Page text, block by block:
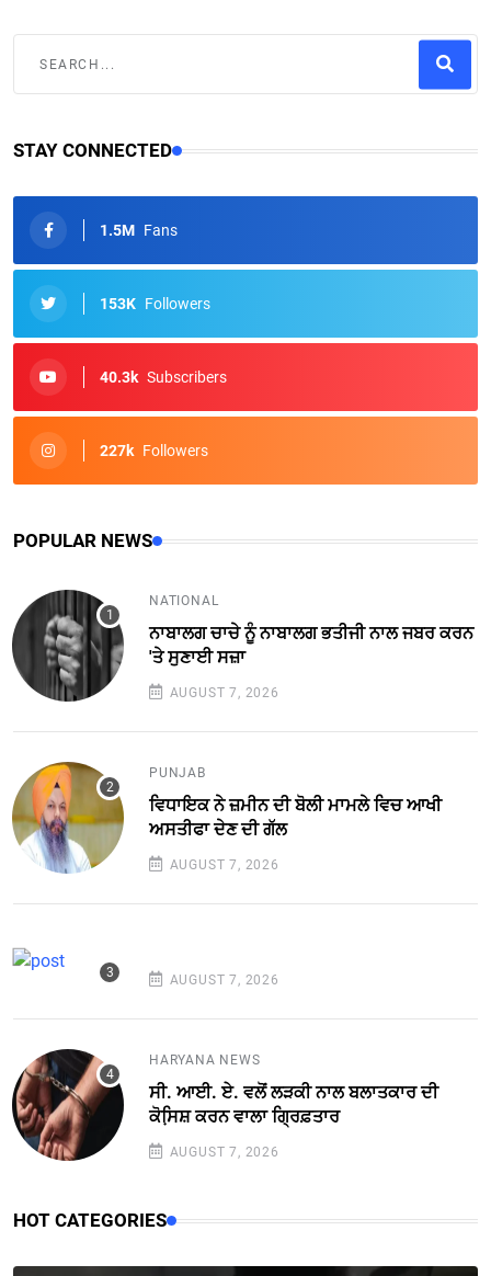
STAY CONNECTED
1.5M Fans
153K Followers
40.3k Subscribers
227k Followers
POPULAR NEWS
NATIONAL
ਨਾਬਾਲਗ ਚਾਚੇ ਨੂੰ ਨਾਬਾਲਗ ਭਤੀਜੀ ਨਾਲ ਜਬਰ ਕਰਨ
'ਤੇ ਸੁਣਾਈ ਸਜ਼ਾ
AUGUST 7, 2026
PUNJAB
ਵਿਧਾਇਕ ਨੇ ਜ਼ਮੀਨ ਦੀ ਬੋਲੀ ਮਾਮਲੇ ਵਿਚ ਆਖੀ
ਅਸਤੀਫਾ ਦੇਣ ਦੀ ਗੱਲ
AUGUST 7, 2026
AUGUST 7, 2026
HARYANA NEWS
ਸੀ. ਆਈ. ਏ. ਵਲੋਂ ਲੜਕੀ ਨਾਲ ਬਲਾਤਕਾਰ ਦੀ
ਕੋਸਿ਼ਸ਼ ਕਰਨ ਵਾਲਾ ਗ੍ਰਿਫ਼ਤਾਰ
AUGUST 7, 2026
HOT CATEGORIES